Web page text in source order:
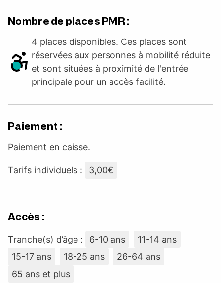
Nombre de places PMR :
4 places disponibles. Ces places sont
réservées aux personnes à mobilité réduite
et sont situées à proximité de l'entrée
principale pour un accès facilité.
Paiement :
Paiement en caisse.
Tarifs individuels : 3,00€
Accès :
Tranche(s) d’âge : 6-10 ans
11-14 ans
15-17 ans
18-25 ans
26-64 ans
65 ans et plus